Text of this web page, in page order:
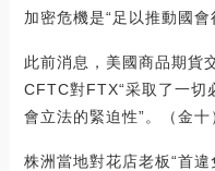
加密危機是“足以推動國會
此前消息，美國商品期貨
CFTC對FTX“采取了一切
會立法的緊迫性”。（金
株洲當地對花店老板“首